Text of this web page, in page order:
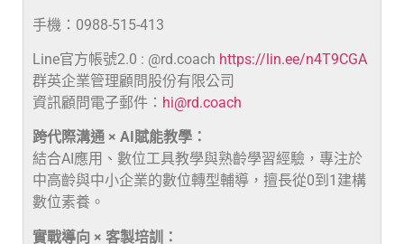
手機：0988-515-413
Line官方帳號2.0 : @rd.coach https://lin.ee/n4T9CGA
群英企業管理顧問股份有限公司
資訊顧問電子郵件： hi@rd.coach
跨代際溝通 × AI賦能教學：
結合AI應用、數位工具教學與熟齡學習經驗，專注於
中高齡與中小企業的數位轉型輔導，擅長從0到1建構
數位素養。
實戰導向 × 客製培訓：